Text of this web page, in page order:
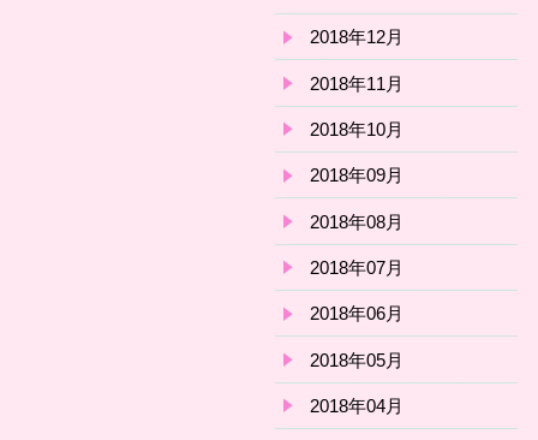
2018年12月
2018年11月
2018年10月
2018年09月
2018年08月
2018年07月
2018年06月
2018年05月
2018年04月